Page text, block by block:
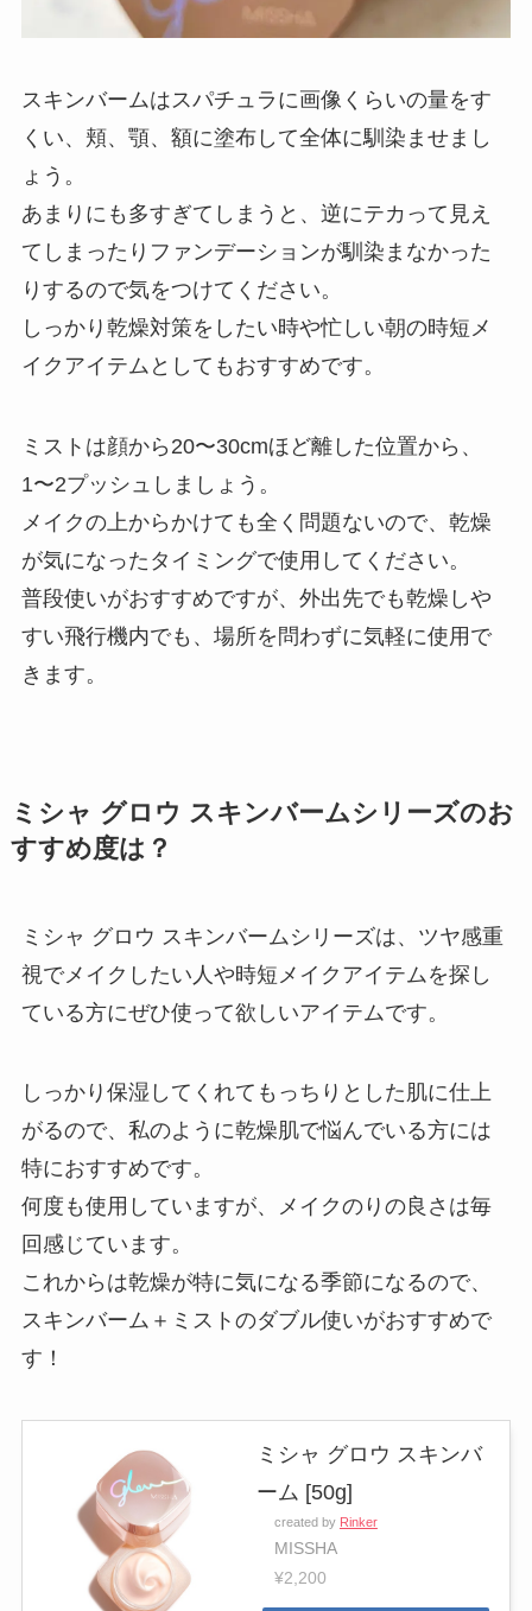
スキンバームはスパチュラに画像くらいの量をす
くい、頬、顎、額に塗布して全体に馴染ませまし
ょう。
あまりにも多すぎてしまうと、逆にテカって見え
てしまったりファンデーションが馴染まなかった
りするので気をつけてください。
しっかり乾燥対策をしたい時や忙しい朝の時短メ
イクアイテムとしてもおすすめです。
ミストは顔から20〜30cmほど離した位置から、
1〜2プッシュしましょう。
メイクの上からかけても全く問題ないので、乾燥
が気になったタイミングで使用してください。
普段使いがおすすめですが、外出先でも乾燥しや
すい飛行機内でも、場所を問わずに気軽に使用で
きます。
ミシャ グロウ スキンバームシリーズのお
すすめ度は？
ミシャ グロウ スキンバームシリーズは、ツヤ感重
視でメイクしたい人や時短メイクアイテムを探し
ている方にぜひ使って欲しいアイテムです。
しっかり保湿してくれてもっちりとした肌に仕上
がるので、私のように乾燥肌で悩んでいる方には
特におすすめです。
何度も使用していますが、メイクのりの良さは毎
回感じています。
これからは乾燥が特に気になる季節になるので、
スキンバーム＋ミストのダブル使いがおすすめで
す！
ミシャ グロウ スキンバ
ーム [50g]
created by Rinker
MISSHA
¥2,200